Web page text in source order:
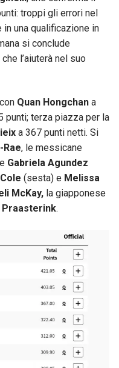
troppi gli errori nel
una qualificazione in
si conclude
l’aiuterà nel suo
Quan Hongchan a
punti; terza piazza per la
a 367 punti netti. Si
Rae, le messicane
Gabriela Agundez
(sesta) e Melissa
McKay, la giapponese
Praasterink.